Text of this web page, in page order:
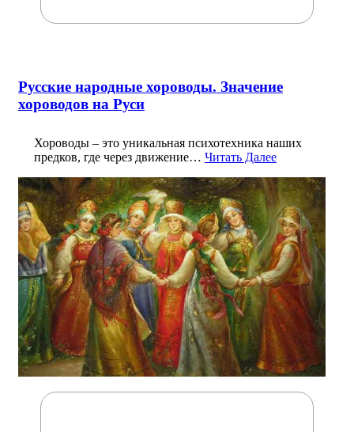
Русские народные хороводы. Значение
хороводов на Руси
Хороводы – это уникальная психотехника наших
предков, где через движение… Читать Далее